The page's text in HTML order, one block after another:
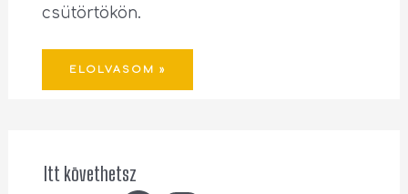
csütörtökön.
ELOLVASOM »
Itt követhetsz